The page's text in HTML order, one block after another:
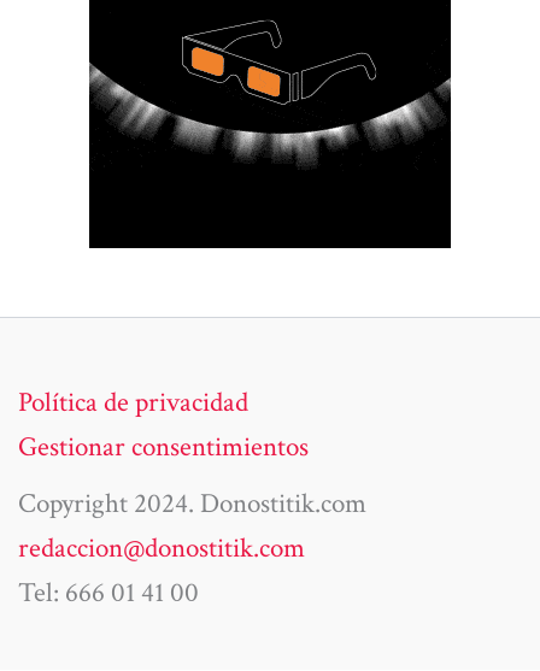
Política de privacidad
Gestionar consentimientos
Copyright 2024. Donostitik.com
redaccion@donostitik.com
Tel: 666 01 41 00